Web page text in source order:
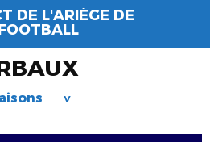
DE L'ARIÈGE DE
>